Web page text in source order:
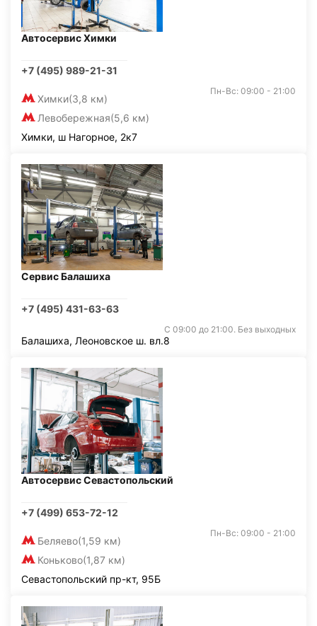
Автосервис Химки
+7 (495) 989-21-31
Химки(3,8 км)
Левобережная(5,6 км)
Пн-Вс: 09:00 - 21:00
Химки, ш Нагорное, 2к7
Сервис Балашиха
+7 (495) 431-63-63
С 09:00 до 21:00. Без выходных
Балашиха, Леоновское ш. вл.8
Автосервис Севастопольский
+7 (499) 653-72-12
Беляево(1,59 км)
Коньково(1,87 км)
Пн-Вс: 09:00 - 21:00
Севастопольский пр-кт, 95Б